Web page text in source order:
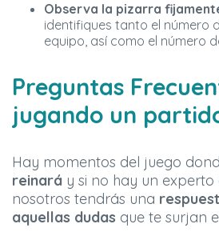
Observa la pizarra
identifiques tanto el número
equipo, así como el número
Preguntas
jugando un
Hay momentos del juego
reinará y si no hay un
nosotros tendrás una
aquellas dudas que te surjan